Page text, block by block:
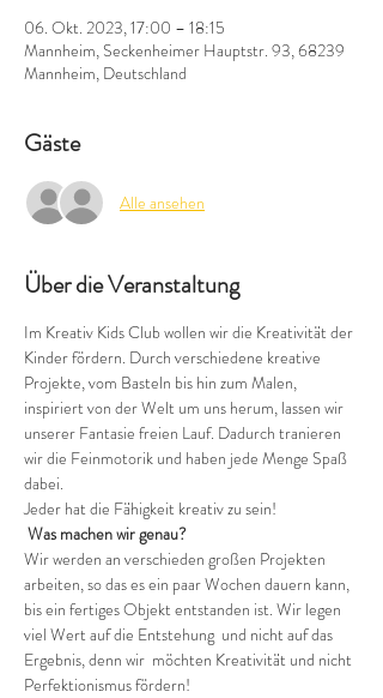
06. Okt. 2023, 17:00 – 18:15
Mannheim, Seckenheimer Hauptstr. 93, 68239
Mannheim, Deutschland
Gäste
Alle ansehen
Über die Veranstaltung
Im Kreativ Kids Club wollen wir die Kreativität der
Kinder fördern. Durch verschiedene kreative
Projekte, vom Basteln bis hin zum Malen,
inspiriert von der Welt um uns herum, lassen wir
unserer Fantasie freien Lauf. Dadurch tranieren
wir die Feinmotorik und haben jede Menge Spaß
dabei.
Jeder hat die Fähigkeit kreativ zu sein!
Was machen wir genau?
Wir werden an verschieden großen Projekten
arbeiten, so das es ein paar Wochen dauern kann,
bis ein fertiges Objekt entstanden ist. Wir legen
viel Wert auf die Entstehung  und nicht auf das
Ergebnis, denn wir  möchten Kreativität und nicht
Perfektionismus fördern!